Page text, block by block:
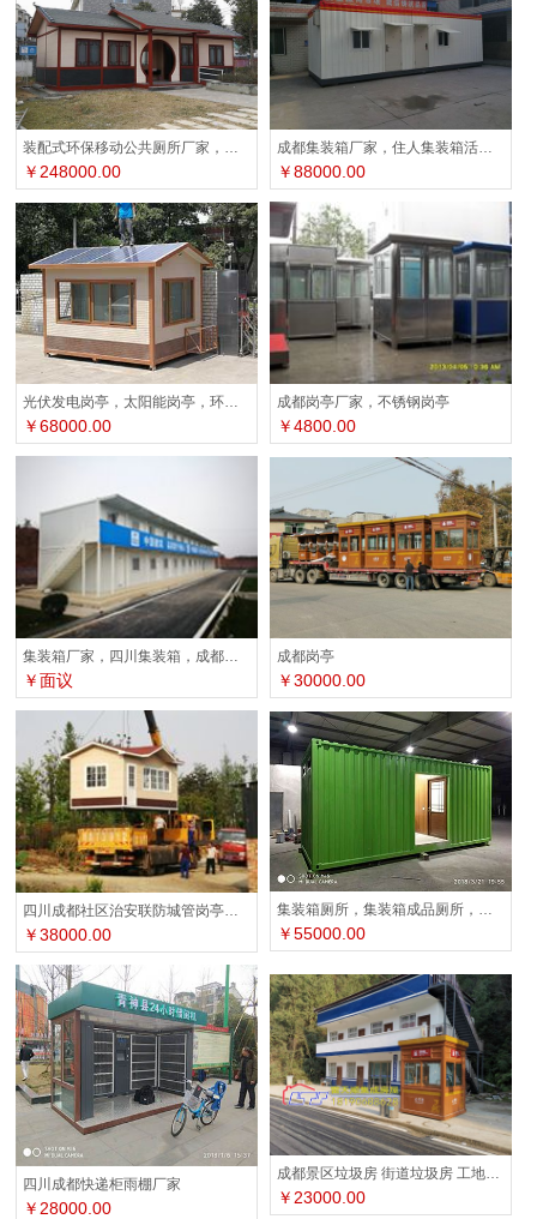
装配式环保移动公共厕所厂家，四川雷天顺集成房屋
￥248000.00
成都集装箱厂家，住人集装箱活动房，石化集装箱房
￥88000.00
￥68000.00
成都岗亭厂家，不锈钢岗亭
￥4800.00
集装箱厂家，四川集装箱，成都集装箱活动房
￥面议
成都岗亭
￥30000.00
四川成都社区治安联防城管岗亭厂家
￥38000.00
集装箱厕所，集装箱成品厕所，集装箱环保厕所，四川成都雷天顺
￥55000.00
四川成都快递柜雨棚厂家
￥28000.00
成都景区垃圾房 街道垃圾房 工地垃圾房
￥23000.00